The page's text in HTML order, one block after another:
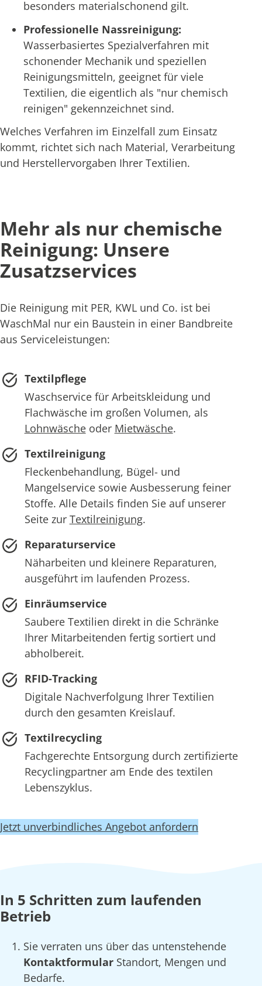
besonders materialschonend gilt.
Professionelle Nassreinigung:
Wasserbasiertes Spezialverfahren mit
schonender Mechanik und speziellen
Reinigungsmitteln, geeignet für viele
Textilien, die eigentlich als "nur chemisch
reinigen" gekennzeichnet sind.
Welches Verfahren im Einzelfall zum Einsatz
kommt, richtet sich nach Material, Verarbeitung
und Herstellervorgaben Ihrer Textilien.
Mehr als nur chemische
Reinigung: Unsere
Zusatzservices
Die Reinigung mit PER, KWL und Co. ist bei
WaschMal nur ein Baustein in einer Bandbreite
aus Serviceleistungen:
Textilpflege
Waschservice für Arbeitskleidung und
Flachwäsche im großen Volumen, als
Lohnwäscheoder Mietwäsche.
Textilreinigung
Fleckenbehandlung, Bügel- und
Mangelservice sowie Ausbesserung feiner
Stoffe. Alle Details finden Sie auf unserer
Seite zur Textilreinigung.
Reparaturservice
Näharbeiten und kleinere Reparaturen,
ausgeführt im laufenden Prozess.
Einräumservice
Saubere Textilien direkt in die Schränke
Ihrer Mitarbeitenden fertig sortiert und
abholbereit.
RFID-Tracking
Digitale Nachverfolgung Ihrer Textilien
durch den gesamten Kreislauf.
Textilrecycling
Fachgerechte Entsorgung durch zertifizierte
Recyclingpartner am Ende des textilen
Lebenszyklus.
Jetzt unverbindliches Angebot anfordern
In 5 Schritten zum laufenden
Betrieb
Sie verraten uns über das untenstehende
Kontaktformular Standort, Mengen und
Bedarfe.